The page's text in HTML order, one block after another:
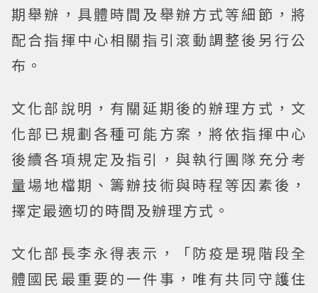
期舉辦，具體時間及舉辦方式等細節，將
配合指揮中心相關指引滾動調整後另行公
布。
文化部說明，有關延期後的辦理方式，文
化部已規劃各種可能方案，將依指揮中心
後續各項規定及指引，與執行團隊充分考
量場地檔期、籌辦技術與時程等因素後，
擇定最適切的時間及辦理方式。
文化部長李永得表示，「防疫是現階段全
體國民最重要的一件事，唯有共同守護住